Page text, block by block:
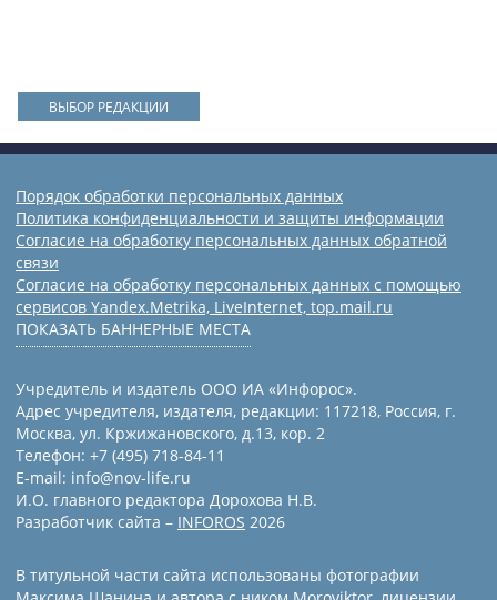
ВЫБОР РЕДАКЦИИ
Порядок обработки персональных данных
Политика конфиденциальности и защиты информации
Согласие на обработку персональных данных обратной
связи
Согласие на обработку персональных данных с помощью
сервисов Yandex.Metrika, LiveInternet, top.mail.ru
ПОКАЗАТЬ БАННЕРНЫЕ МЕСТА
Учредитель и издатель ООО ИА «Инфорос».
Адрес учредителя, издателя, редакции: 117218, Россия, г.
Москва, ул. Кржижановского, д.13, кор. 2
Телефон: +7 (495) 718-84-11
E-mail: info@nov-life.ru
И.О. главного редактора Дорохова Н.В.
Разработчик сайта – INFOROS 2026
В титульной части сайта использованы фотографии